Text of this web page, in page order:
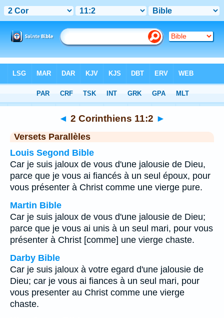
> Chapitre 11 > Verset 2
◄ 2 Corinthiens 11:2 ►
Versets Parallèles
Louis Segond Bible
Car je suis jaloux de vous d'une jalousie de Dieu,
parce que je vous ai fiancés à un seul époux, pour
vous présenter à Christ comme une vierge pure.
Martin Bible
Car je suis jaloux de vous d'une jalousie de Dieu;
parce que je vous ai unis à un seul mari, pour vous
présenter à Christ [comme] une vierge chaste.
Darby Bible
Car je suis jaloux à votre egard d'une jalousie de
Dieu; car je vous ai fiances à un seul mari, pour
vous presenter au Christ comme une vierge
chaste.